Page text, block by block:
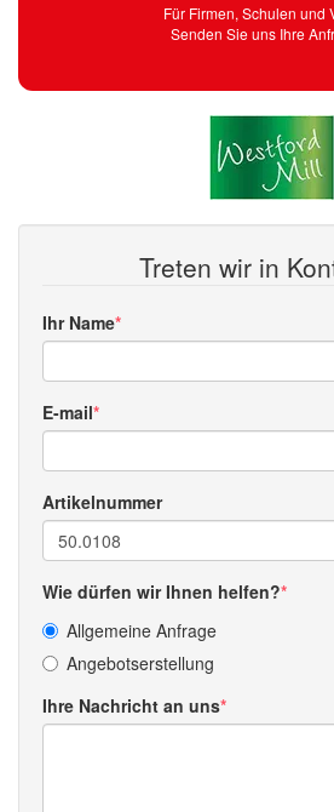
Für Firmen, Schulen und
Senden Sie uns Ihre
Treten wir in
Ihr Name
E-mail
Artikelnummer
Wie dürfen wir Ihnen helfen?
Allgemeine Anfrage
Angebotserstellung
Ihre Nachricht an uns